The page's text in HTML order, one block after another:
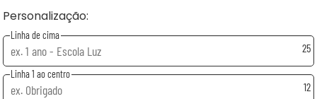
Personalização:
Linha de cima
25
Linha 1 ao centro
12